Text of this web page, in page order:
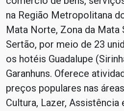
na Região Metropolitana
Mata Norte, Zona da Mata
Sertão, por meio de 23
os hotéis Guadalupe
Garanhuns. Oferece
preços populares nas
Cultura, Lazer, Assistência